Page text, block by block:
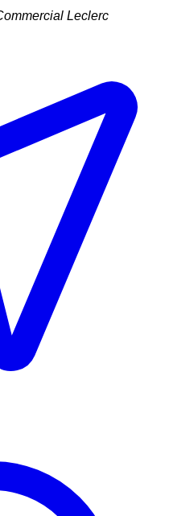
Leclerc